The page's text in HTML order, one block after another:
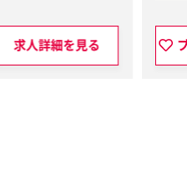
求人詳細を見る